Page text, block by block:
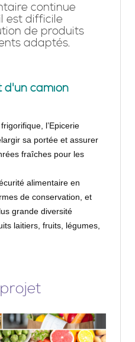
continue
est difficile
de produits
adaptés.
d'un camion
l’Epicerie
sa portée et assurer
fraîches pour les
alimentaire en
de conservation, et
grande diversité
laitiers, fruits, légumes,